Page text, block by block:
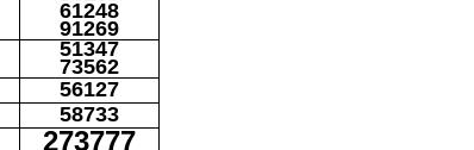
61248
91269
51347
73562
56127
58733
273777